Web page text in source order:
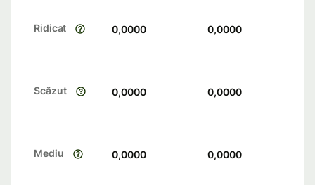
Ridicat 0,0000 0,0000
Scăzut 0,0000 0,0000
Mediu 0,0000 0,0000